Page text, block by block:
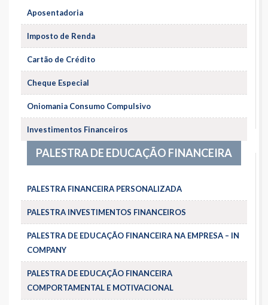
Aposentadoria
Imposto de Renda
Cartão de Crédito
Cheque Especial
Oniomania Consumo Compulsivo
Investimentos Financeiros
PALESTRA DE EDUCAÇÃO FINANCEIRA
PALESTRA FINANCEIRA PERSONALIZADA
PALESTRA INVESTIMENTOS FINANCEIROS
PALESTRA DE EDUCAÇÃO FINANCEIRA NA EMPRESA – IN
COMPANY
PALESTRA DE EDUCAÇÃO FINANCEIRA
COMPORTAMENTAL E MOTIVACIONAL